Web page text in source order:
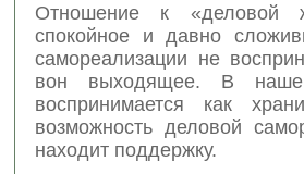
Отношение к «деловой
спокойное и давно
самореализации не
вон выходящее. В
воспринимается как
возможность деловой
находит поддержку.